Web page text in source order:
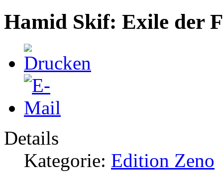
Hamid Skif: Exile der
Details
Kategorie: Edition Zeno